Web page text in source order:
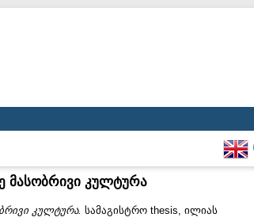
მასობრივი კულტურა
კულტურა. სამაგისტრო thesis, ილიას